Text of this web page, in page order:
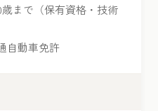
まで（保有資格・技術
自動車免許